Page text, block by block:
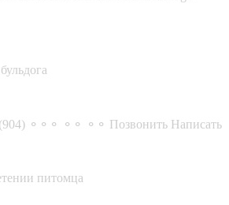
(904) ⚬⚬⚬ ⚬⚬ ⚬⚬ Позвонить Написать
питомца